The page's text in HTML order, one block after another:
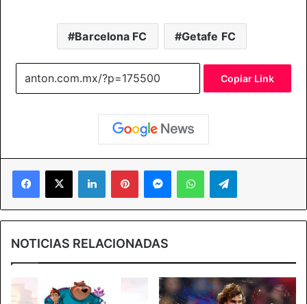
Barcelona FC Getafe FC
Copiar Link
Facebook
X LinkedInPinterestMessengerWhatsAppTelegram
NOTICIAS RELACIONADAS